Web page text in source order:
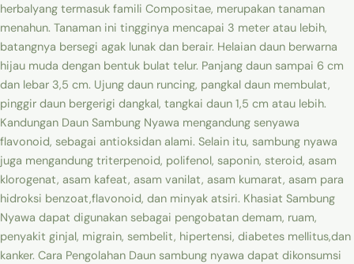
herbalyang termasuk famili Compositae, merupakan tanaman
menahun. Tanaman ini tingginya mencapai 3 meter atau lebih,
batangnya bersegi agak lunak dan berair. Helaian daun berwarna
hijau muda dengan bentuk bulat telur. Panjang daun sampai 6 cm
dan lebar 3,5 cm. Ujung daun runcing, pangkal daun membulat,
pinggir daun bergerigi dangkal, tangkai daun 1,5 cm atau lebih.
Kandungan Daun Sambung Nyawa mengandung senyawa
flavonoid, sebagai antioksidan alami. Selain itu, sambung nyawa
juga mengandung triterpenoid, polifenol, saponin, steroid, asam
klorogenat, asam kafeat, asam vanilat, asam kumarat, asam para
hidroksi benzoat,flavonoid, dan minyak atsiri. Khasiat Sambung
Nyawa dapat digunakan sebagai pengobatan demam, ruam,
penyakit ginjal, migrain, sembelit, hipertensi, diabetes mellitus,dan
kanker. Cara Pengolahan Daun sambung nyawa dapat dikonsumsi